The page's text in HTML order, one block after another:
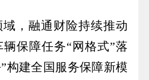
，融通财险持续推动
保障任务“网格式”落
构建全国服务保障新模